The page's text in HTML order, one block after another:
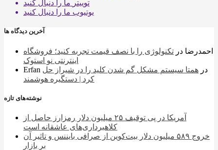
توییتر ما را دنبال کنید
یوتیوب ما را دنبال کنید
آخرین دیدگاه ها
احمدرضا در تکنولوژی را با نصف قیمت تجربه کنید؛ فروشگاه
اینترنتی نو استوک
Erfan
در همتا سیستم مشکل گم شدن کلید را در شیراز حل
کرد | دستگیره هوشمند
نوشته‌های تازه
آمریکا در پی توقیف ۲۵ میلیون دلار رمزارز حاصل از
کلاهبرداری‌های عاشقانه است
خروج ۵۸۹ میلیون دلار بیت‌کوین از صرافی بایننس و تاثیر آن
بر بازار